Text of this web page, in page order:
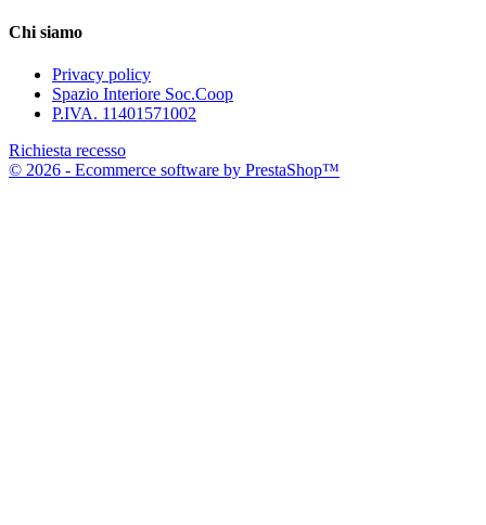
Chi siamo
Privacy policy
Spazio Interiore Soc.Coop
P.IVA. 11401571002
Richiesta recesso
© 2026 - Ecommerce software by PrestaShop™